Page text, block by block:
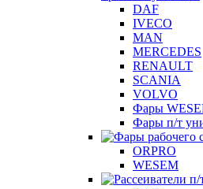
DAF
IVECO
MAN
MERCEDES
RENAULT
SCANIA
VOLVO
Фары
Фары п/т
ORPRO
WESEM